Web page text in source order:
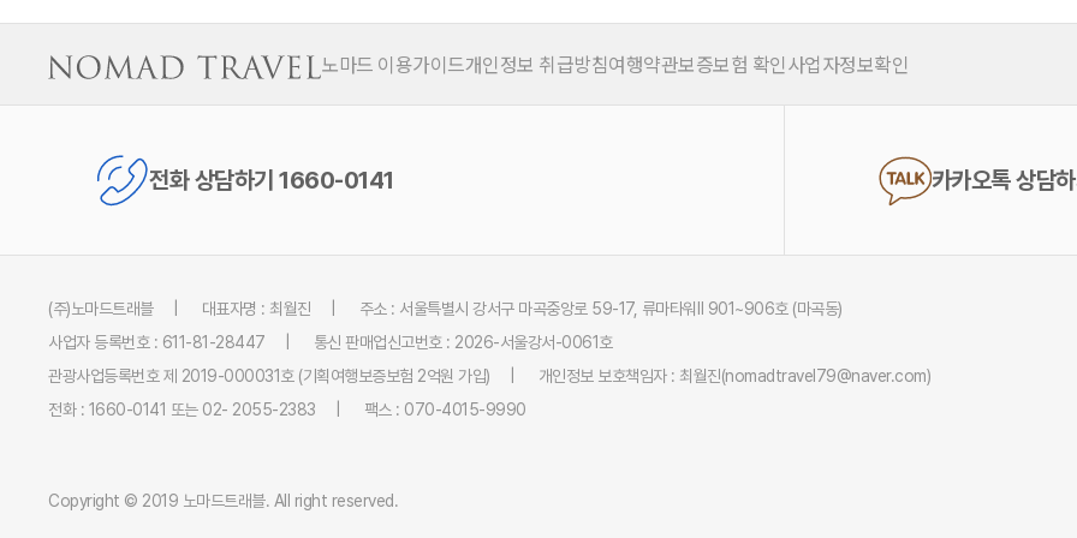
노마드 이용가이드개인정보 취급방침여행약관보증보험 확인사업자정보확인
전화 상담하기 1660-0141 카카오톡 상담
(주)노마드트래블 대표자명 : 최월진
주소 : 서울특별시 강서구 마곡중앙로 59-17, 류마타워Ⅱ 901~906호 (마곡동)
사업자 등록번호 : 611-81-28447
통신 판매업신고번호 : 2026-서울강서-0061호
관광사업등록번호 제 2019-000031호 (기획여행보증보험 2억원 가입)
개인정보 보호책임자 : 최월진(nomadtravel79@naver.com)
전화 : 1660-0141 또는 02- 2055-2383
팩스 : 070-4015-9990
Copyright © 2019 노마드트래블. All right reserved.